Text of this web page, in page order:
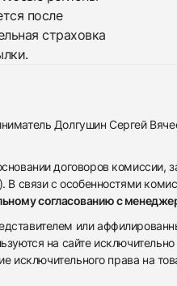
после
страховка
Долгушин Сергей
договоров
связи с особенностями
согласованию с
или
на сайте
исключительного права на